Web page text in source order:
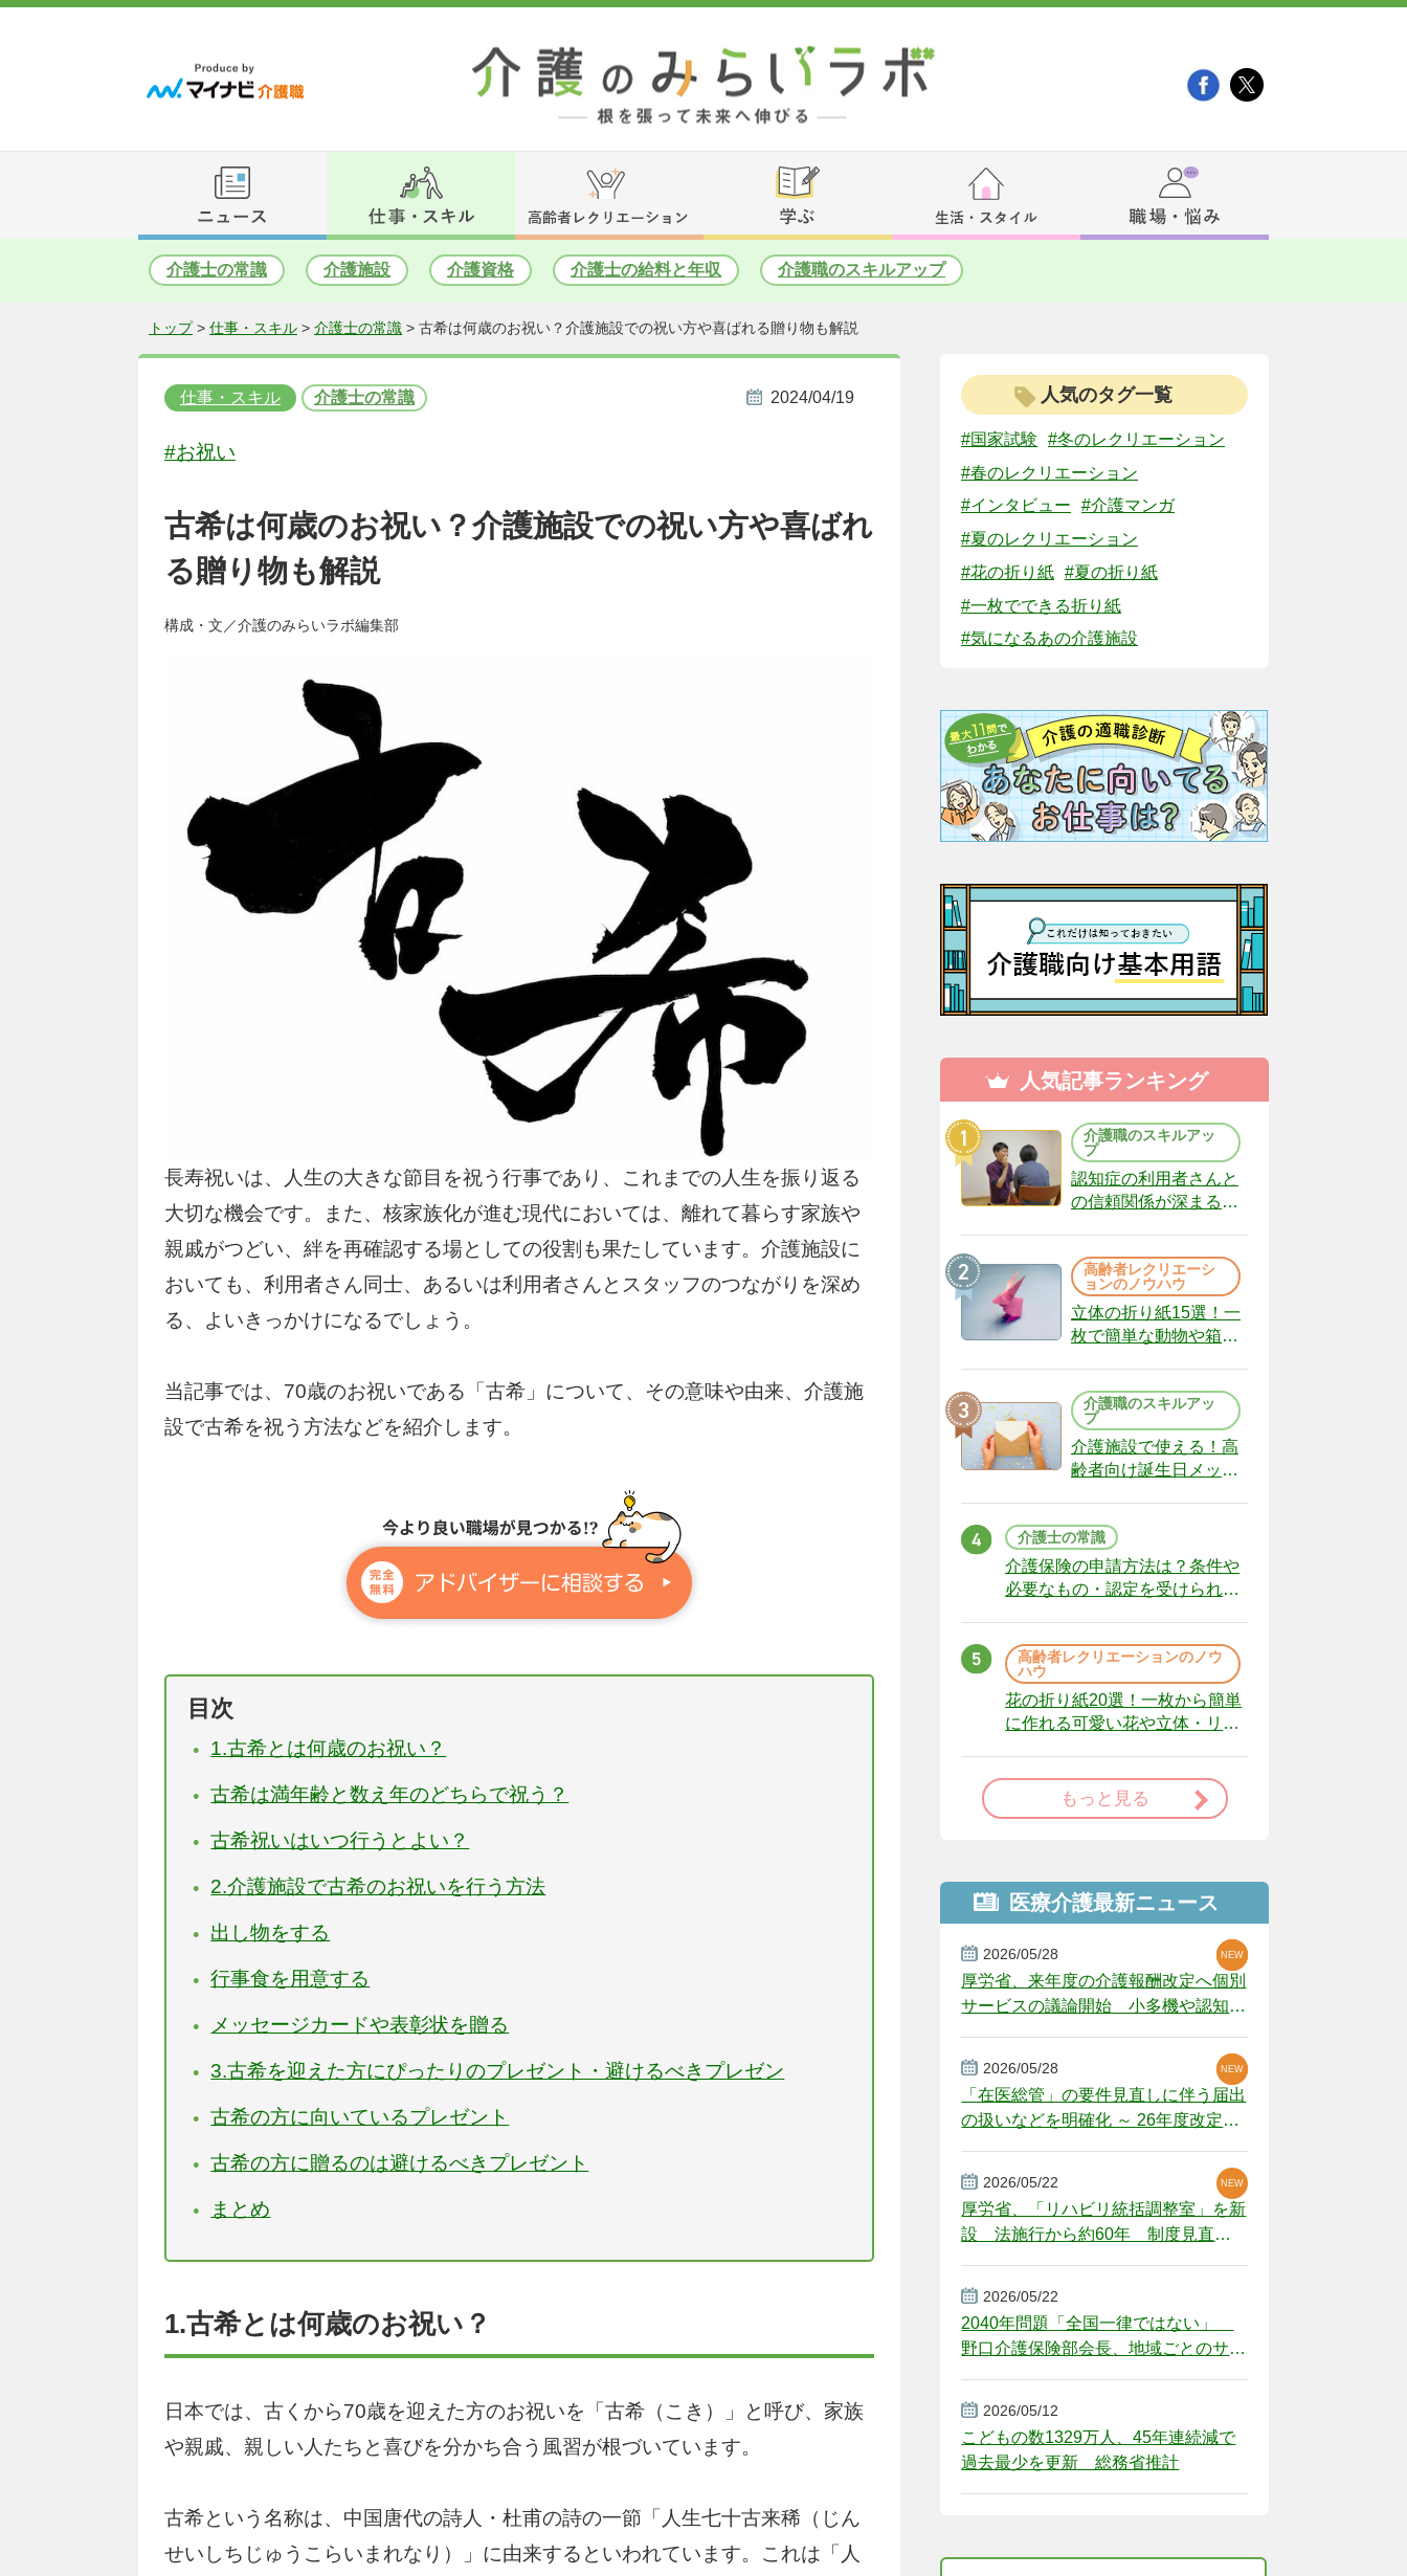
介護士の常識 介護施設 介護資格 介護士の給料と年収 介護職のスキルアップ
トップ> 仕事・スキル > 介護士の常識 > 古希は何歳のお祝い？介護施設での祝い方や喜ばれる贈り物も解説
仕事・スキル 介護士の常識 2024/04/19
#お祝い
古希は何歳のお祝い？介護施設での祝い方や喜ばれ
る贈り物も解説
構成・文／介護のみらいラボ編集部
長寿祝いは、人生の大きな節目を祝う行事であり、これまでの人生を振り返る
大切な機会です。また、核家族化が進む現代においては、離れて暮らす家族や
親戚がつどい、絆を再確認する場としての役割も果たしています。介護施設に
おいても、利用者さん同士、あるいは利用者さんとスタッフのつながりを深め
る、よいきっかけになるでしょう。
当記事では、70歳のお祝いである「古希」について、その意味や由来、介護施
設で古希を祝う方法などを紹介します。
目次
1.古希とは何歳のお祝い？
古希は満年齢と数え年のどちらで祝う？
古希祝いはいつ行うとよい？
2.介護施設で古希のお祝いを行う方法
出し物をする
行事食を用意する
メッセージカードや表彰状を贈る
3.古希を迎えた方にぴったりのプレゼント・避けるべきプレゼン
古希の方に向いているプレゼント
古希の方に贈るのは避けるべきプレゼント
まとめ
1.古希とは何歳のお祝い？
日本では、古くから70歳を迎えた方のお祝いを「古希（こき）」と呼び、家族
や親戚、親しい人たちと喜びを分かち合う風習が根づいています。
古希という名称は、中国唐代の詩人・杜甫の詩の一節「人生七十古来稀（じん
せいしちじゅうこらいまれなり）」に由来するといわれています。これは「人
人気のタグ一覧
#国家試験
#冬のレクリエーション
#春のレクリエーション
#インタビュー
#介護マンガ
#夏のレクリエーション
#花の折り紙 #夏の折り紙
#一枚でできる折り紙
#気になるあの介護施設
人気記事ランキング
介護職のスキルアッ
プ
認知症の利用者さんと
の信頼関係が深まる声
（22）
高齢者レクリエーシ
ョンのノウハウ
立体の折り紙15選！一
枚で簡単な動物や箱、
介護職のスキルアッ
プ
介護施設で使える！高
齢者向け誕生日メッセ
介護士の常識
介護保険の申請方法は？条件や
必要なもの・認定を受けられな
高齢者レクリエーションのノウ
ハウ
花の折り紙20選！一枚から簡単
に作れる可愛い花や立体・リー
もっと見る
医療介護最新ニュース
2026/05/28
厚労省、来年度の介護報酬改定へ個別
サービスの議論開始 小多機や認知症
NEW
NEW
NEW
2026/05/28
「在医総管」の要件見直しに伴う届出
の扱いなどを明確化 ～ 26年度改定疑
NEW
NEW
2026/05/22
厚労省、「リハビリ統括調整室」を新
設 法施行から約60年 制度見直し
NEW
2026/05/22
2040年問題「全国一律ではない」
野口介護保険部会長、地域ごとのサー
2026/05/12
こどもの数1329万人、45年連続減で
過去最少を更新 総務省推計